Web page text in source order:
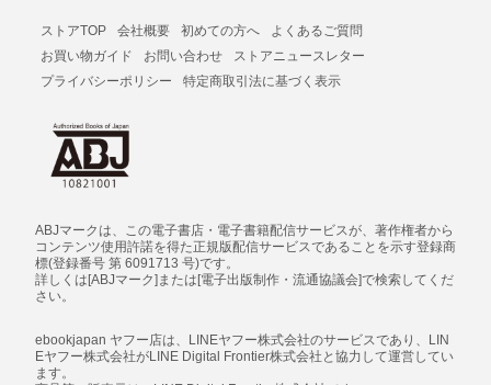
ストアTOP 会社概要 初めての方へ
よくあるご質問
お買い物ガイド
お問い合わせ
ストアニュースレター
プライバシーポリシー
特定商取引法に基づく表示
ABJマークは、この電子書店・電子書籍配信サービスが、著作権者から
コンテンツ使用許諾を得た正規版配信サービスであることを示す登録商
標(登録番号 第 6091713 号)です。
詳しくは[ABJマーク]または[電子出版制作・流通協議会]で検索してくだ
さい。
ebookjapan ヤフー店は、LINEヤフー株式会社のサービスであり、LIN
Eヤフー株式会社がLINE Digital Frontier株式会社と協力して運営してい
ます。